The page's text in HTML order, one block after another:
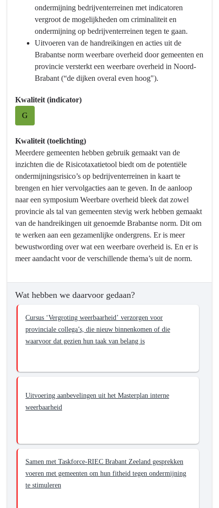
veiligheid
bereikt?
Bevorderen
bestuurlijke
maatschappelijke
weerbaarheid
integriteit
ondermijning bedrijventerreinen met indicatoren
vergroot de mogelijkheden om criminaliteit en
ondermijning op bedrijventerreinen tegen te gaan.
Uitvoeren van de handreikingen en acties uit de
Brabantse norm weerbare overheid door gemeenten en
provincie versterkt een weerbare overheid in Noord-
Brabant (“de dijken overal even hoog").
Kwaliteit (indicator)
G
Kwaliteit (toelichting)
Meerdere gemeenten hebben gebruik gemaakt van de
inzichten die de Risicotaxatietool biedt om de potentiële
ondermijningsrisico’s op bedrijventerreinen in kaart te
brengen en hier vervolgacties aan te geven. In de aanloop
naar een symposium Weerbare overheid bleek dat zowel
provincie als tal van gemeenten stevig werk hebben gemaakt
van de handreikingen uit genoemde Brabantse norm. Dit om
te werken aan een gezamenlijke ondergrens. Er is meer
bewustwording over wat een weerbare overheid is. En er is
meer aandacht voor de verschillende thema’s uit de norm.
Wat hebben we daarvoor gedaan?
Cursus ‘Vergroting weerbaarheid’ verzorgen voor
provinciale collega’s, die nieuw binnenkomen of die
waarvoor dat gezien hun taak van belang is
Uitvoering aanbevelingen uit het Masterplan interne
weerbaarheid
Samen met Taskforce-RIEC Brabant Zeeland gesprekken
voeren met gemeenten om hun fitheid tegen ondermijning
te stimuleren